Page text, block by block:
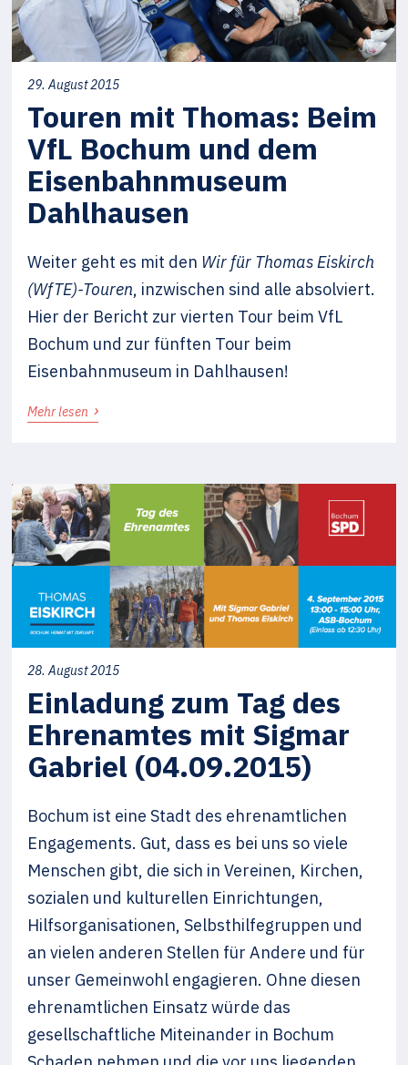
29. August 2015
Touren mit Thomas: Beim
VfL Bochum und dem
Eisenbahnmuseum
Dahlhausen
Weiter geht es mit den Wir für Thomas Eiskirch
(WfTE)-Touren, inzwischen sind alle absolviert.
Hier der Bericht zur vierten Tour beim VfL
Bochum und zur fünften Tour beim
Eisenbahnmuseum in Dahlhausen!
Mehr lesen ›
28. August 2015
Einladung zum Tag des
Ehrenamtes mit Sigmar
Gabriel (04.09.2015)
Bochum ist eine Stadt des ehrenamtlichen
Engagements. Gut, dass es bei uns so viele
Menschen gibt, die sich in Vereinen, Kirchen,
sozialen und kulturellen Einrichtungen,
Hilfsorganisationen, Selbsthilfegruppen und
an vielen anderen Stellen für Andere und für
unser Gemeinwohl engagieren. Ohne diesen
ehrenamtlichen Einsatz würde das
gesellschaftliche Miteinander in Bochum